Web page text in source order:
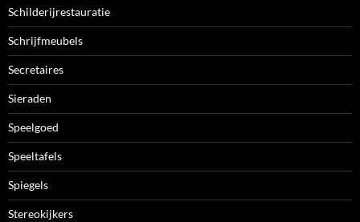
Schilderijrestauratie
Schrijfmeubels
Secretaires
Sieraden
Speelgoed
Speeltafels
Spiegels
Stereokijkers